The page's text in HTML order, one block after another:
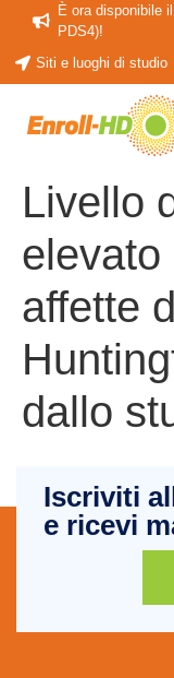
È ora disponibile
PDS4)!
Siti e luoghi di studio
Livello
elevato
affette
dallo
Iscriviti
e ricevi